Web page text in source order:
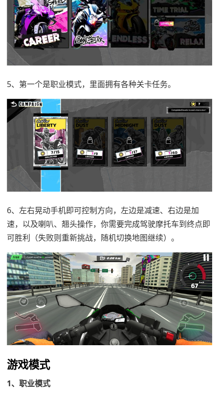
5、第一个是职业模式，里面拥有各种关卡任务。
6、左右晃动手机即可控制方向，左边是减速、右边是加
速，以及喇叭、翘头操作，你需要完成驾驶摩托车到终点即
可胜利（失败则重新挑战，随机切换地图继续）。
游戏模式
1、职业模式